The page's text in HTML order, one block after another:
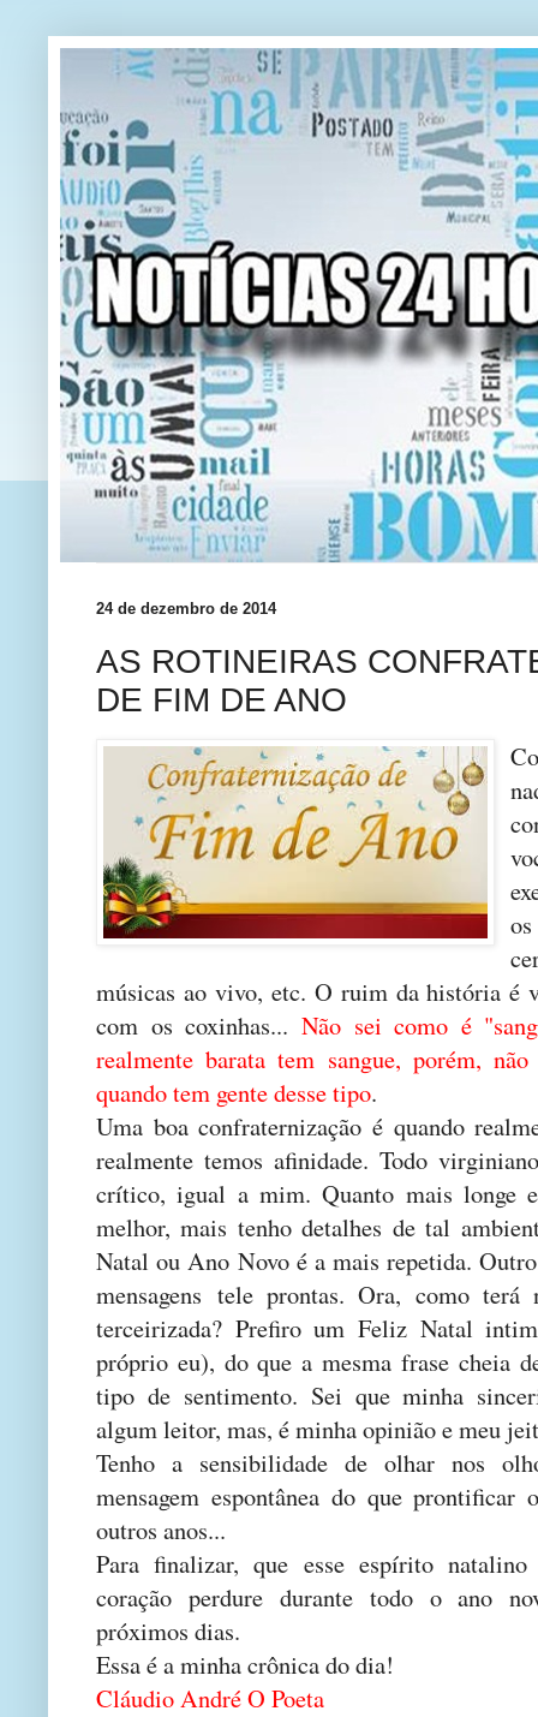
24 de dezembro de 2014
AS ROTINEIRAS
DE FIM DE ANO
músicas ao vivo, etc. O ruim da história é
com os coxinhas... Não sei como é
realmente barata tem sangue, porém,
quando tem gente desse tipo.
Uma boa confraternização é quando
realmente temos afinidade. Todo
crítico, igual a mim. Quanto mais longe
melhor, mais tenho detalhes de tal
Natal ou Ano Novo é a mais repetida.
mensagens tele prontas. Ora, como terá
terceirizada? Prefiro um Feliz Natal
próprio eu), do que a mesma frase cheia
tipo de sentimento. Sei que minha
algum leitor, mas, é minha opinião e meu
Tenho a sensibilidade de olhar nos
mensagem espontânea do que prontificar
outros anos...
Para finalizar, que esse espírito
coração perdure durante todo o ano
próximos dias.
Essa é a minha crônica do dia!
Cláudio André O Poeta